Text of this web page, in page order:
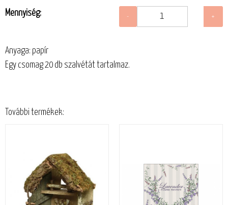
Mennyiség:
Anyaga: papír
Egy csomag 20 db szalvétát tartalmaz.
További termékek: